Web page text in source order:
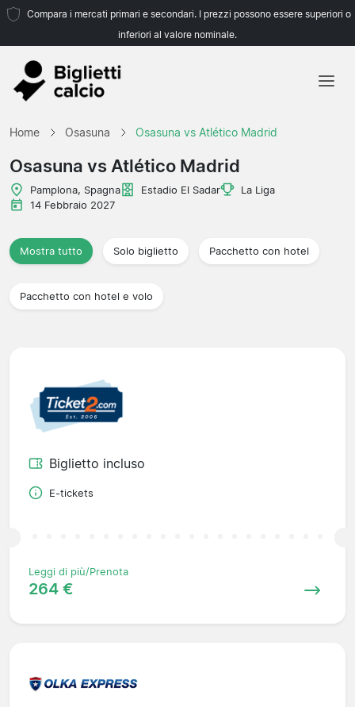
Compara i mercati primari e secondari. I prezzi possono essere superiori o
inferiori al valore nominale.
Home Osasuna Osasuna vs Atlético Madrid
Osasuna vs Atlético Madrid
Pamplona, Spagna Estadio El Sadar
La Liga
14 Febbraio 2027
Mostra tutto Solo biglietto Pacchetto con hotel
Pacchetto con hotel e volo
Biglietto incluso
E-tickets
Leggi di più/Prenota
264 €